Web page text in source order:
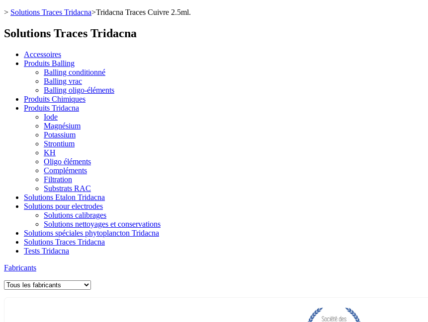
> Solutions Traces Tridacna>Tridacna Traces Cuivre 2.5ml.
Solutions Traces Tridacna
Accessoires
Produits Balling
Balling conditionné
Balling vrac
Balling oligo-éléments
Produits Chimiques
Produits Tridacna
Iode
Magnésium
Potassium
Strontium
KH
Oligo éléments
Compléments
Filtration
Substrats RAC
Solutions Etalon Tridacna
Solutions pour electrodes
Solutions calibrages
Solutions nettoyages et conservations
Solutions spéciales phytoplancton Tridacna
Solutions Traces Tridacna
Tests Tridacna
Fabricants